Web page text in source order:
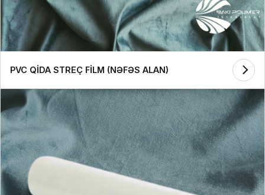
PVC QİDA STREÇ FİLM (NƏFƏS ALAN)